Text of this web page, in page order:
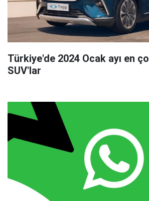
Türkiye'de 2024 Ocak ayı en
SUV'lar